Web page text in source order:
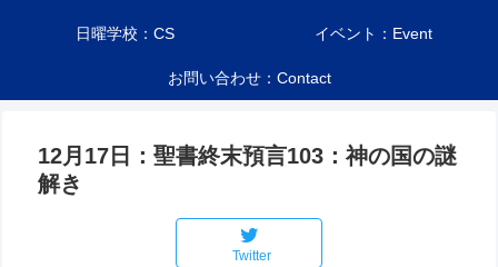
日曜学校：CS イベント：Event
お問い合わせ：Contact
12月17日：聖書終末預言103：神の国の謎
解き
Twitter